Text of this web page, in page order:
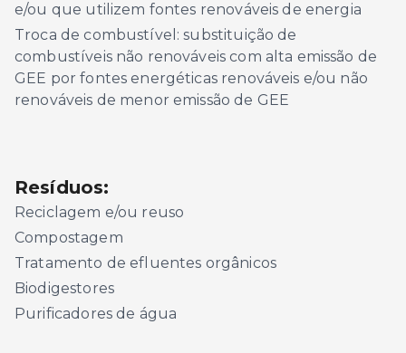
e/ou que utilizem fontes renováveis de energia
Troca de combustível: substituição de
combustíveis não renováveis com alta emissão de
GEE por fontes energéticas renováveis e/ou não
renováveis de menor emissão de GEE
Resíduos:
Reciclagem e/ou reuso
Compostagem
Tratamento de efluentes orgânicos
Biodigestores
Purificadores de água